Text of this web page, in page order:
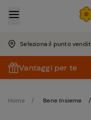
Seleziona il punto
Vantaggi per te
Home Bene Insieme